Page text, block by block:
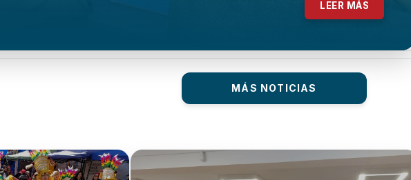
LEER MÁS
MÁS NOTICIAS